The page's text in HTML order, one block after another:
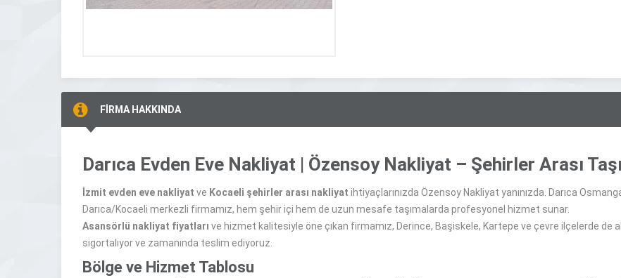
FİRMA HAKKINDA
Darıca Evden Eve Nakliyat | Özensoy Nakliyat – Şehirler Arası
İzmit evden eve nakliyat ve Kocaeli şehirler arası nakliyat ihtiyaçlarınızda Özensoy Nakliyat yanınızda. Darıca
Darıca/Kocaeli merkezli firmamız, hem şehir içi hem de uzun mesafe taşımalarda profesyonel hizmet sunar.
Asansörlü nakliyat fiyatları ve hizmet kalitesiyle öne çıkan firmamız, Derince, Başiskele, Kartepe ve çevre ilçelerde de
sigortalıyor ve zamanında teslim ediyoruz.
Bölge ve Hizmet Tablosu